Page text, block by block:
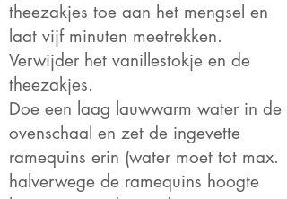
theezakjes toe aan het mengsel en
laat vijf minuten meetrekken.
Verwijder het vanillestokje en de
theezakjes.
Doe een laag lauwwarm water in de
ovenschaal en zet de ingevette
ramequins erin (water moet tot max.
halverwege de ramequins hoogte